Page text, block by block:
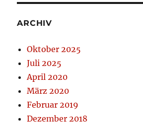
ARCHIV
Oktober 2025
Juli 2025
April 2020
März 2020
Februar 2019
Dezember 2018